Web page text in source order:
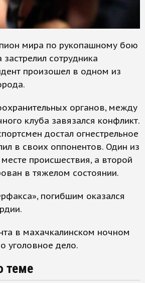
мира по рукопашному бою
сотрудника
произошел в одном из
органов, между
клуба завязался конфликт.
достал огнестрельное
в своих оппонентов. Один из
происшествия, а второй
в тяжелом состоянии.
погибшим оказался
в махачкалинском ночном
уголовное дело.
теме